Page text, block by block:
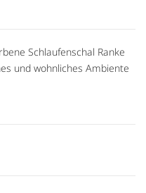
Schlaufenschal Ranke
und wohnliches Ambiente